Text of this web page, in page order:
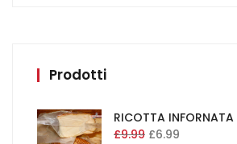
Prodotti
RICOTTA INFORNATA
£9.99 £6.99